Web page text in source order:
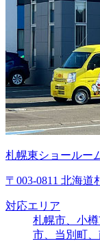
札幌東ショールー
〒003-0811 北海道
対応エリア
札幌市、小
市、当別町